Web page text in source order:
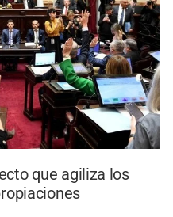
que agiliza los